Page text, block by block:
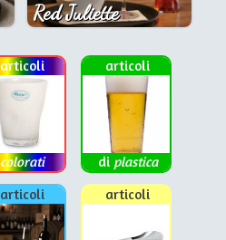
Red Juliette
articoli
colorati
articoli
di plastica
articoli articoli